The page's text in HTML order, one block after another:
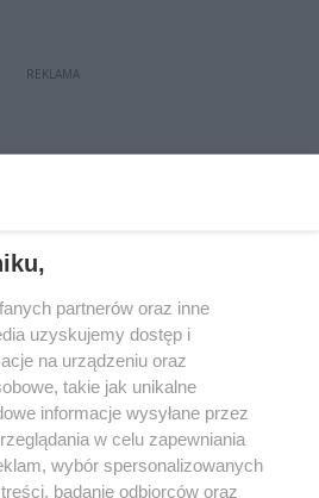
REKLAMA
Prywatność
Praca Łódź
partnerów oraz inne
uzyskujemy dostęp i
na urządzeniu oraz
takie jak unikalne
informacje wysyłane przez
w celu zapewniania
wybór spersonalizowanych
badanie odbiorców oraz